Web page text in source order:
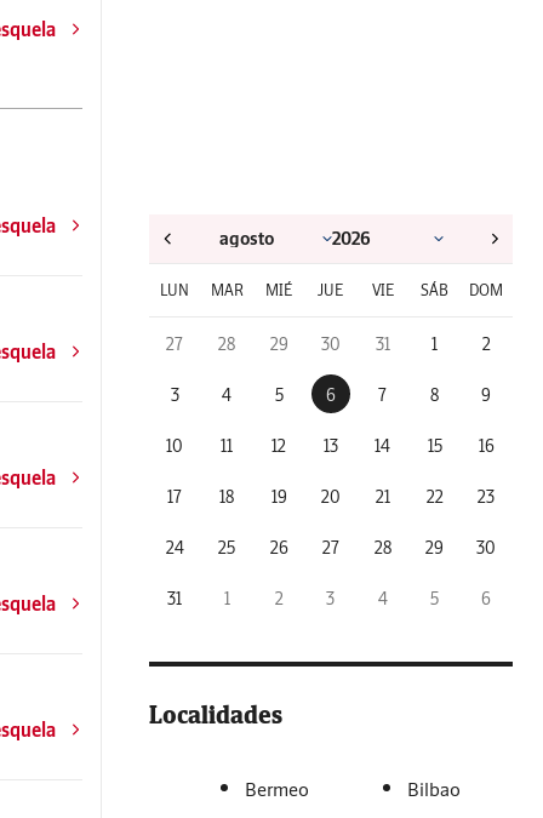
LUN MAR MIÉ JUE VIE SÁB DOM
27 28 29 30 31 1 2
3 4 5 6 7 8 9
10 11 12 13 14 15 16
17 18 19 20 21 22 23
24 25 26 27 28 29 30
31 1 2 3 4 5 6
Localidades
Bermeo
Bilbao